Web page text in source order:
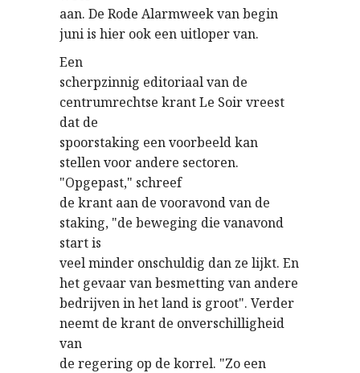
aan. De Rode Alarmweek van begin
juni is hier ook een uitloper van.
Een
scherpzinnig editoriaal van de
centrumrechtse krant Le Soir vreest
dat de
spoorstaking een voorbeeld kan
stellen voor andere sectoren.
"Opgepast," schreef
de krant aan de vooravond van de
staking, "de beweging die vanavond
start is
veel minder onschuldig dan ze lijkt. En
het gevaar van besmetting van andere
bedrijven in het land is groot". Verder
neemt de krant de onverschilligheid
van
de regering op de korrel. "Zo een